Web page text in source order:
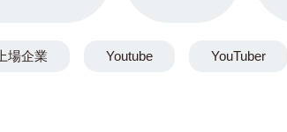
上場企業 Youtube YouTuber